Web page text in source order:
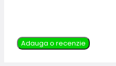
Adauga o recenzie